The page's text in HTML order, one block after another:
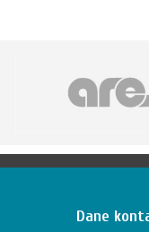
Dane